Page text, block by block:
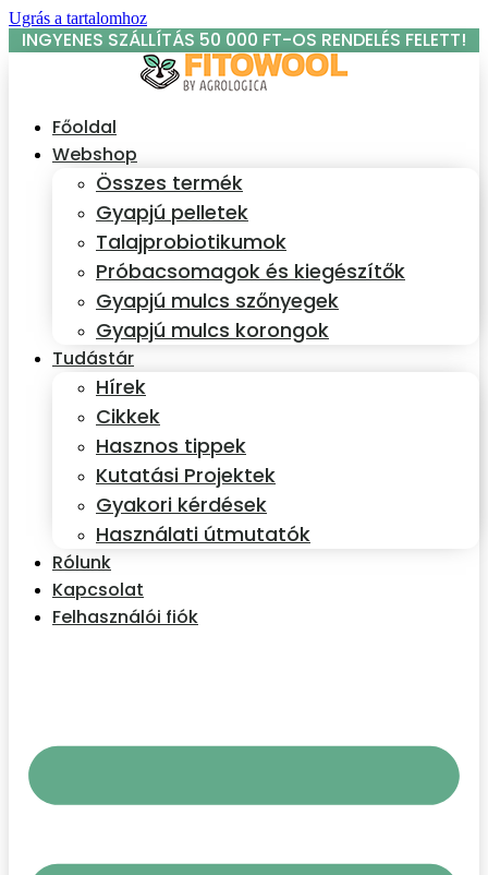
Ugrás a tartalomhoz
INGYENES SZÁLLÍTÁS 50 000 FT-OS RENDELÉS FELETT!
Főoldal
Webshop
Összes termék
Gyapjú pelletek
Talajprobiotikumok
Próbacsomagok és kiegészítők
Gyapjú mulcs szőnyegek
Gyapjú mulcs korongok
Tudástár
Hírek
Cikkek
Hasznos tippek
Kutatási Projektek
Gyakori kérdések
Használati útmutatók
Rólunk
Kapcsolat
Felhasználói fiók